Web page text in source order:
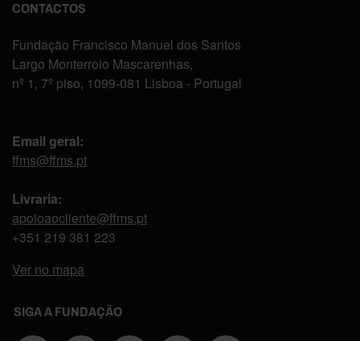
CONTACTOS
Fundação Francisco Manuel dos Santos
Largo Monterroio Mascarenhas,
nº 1, 7º piso, 1099-081 Lisboa - Portugal
Email geral:
ffms@ffms.pt
Livraria:
apoioaocliente@ffms.pt
+351 219 381 223
Ver no mapa
SIGA A FUNDAÇÃO